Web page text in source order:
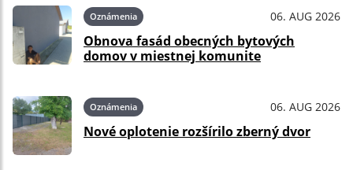
Oznámenia 06. AUG 2026
Obnova fasád obecných bytových
domov v miestnej komunite
Oznámenia 06. AUG 2026
Nové oplotenie rozšírilo zberný dvor